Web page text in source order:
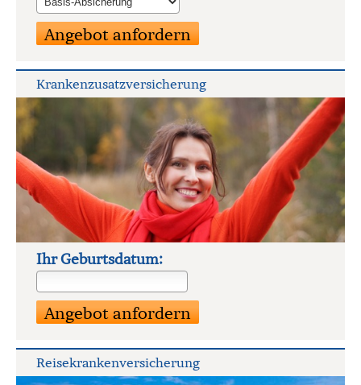
Kranken­zusatz­ver­si­che­rung
Ihr Geburts­datum:
Reise­kranken­ver­si­che­rung